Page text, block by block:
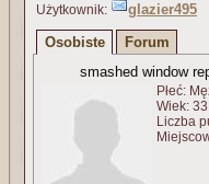
Użytkownik:
glazier495
Osobiste
Forum
smashed window
Płeć:
Wiek:
Liczba